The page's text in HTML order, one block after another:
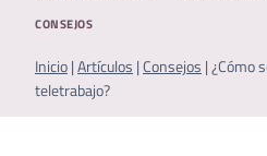
CONSEJOS
Inicio | Artículos | Consejos | ¿Cómo
teletrabajo?